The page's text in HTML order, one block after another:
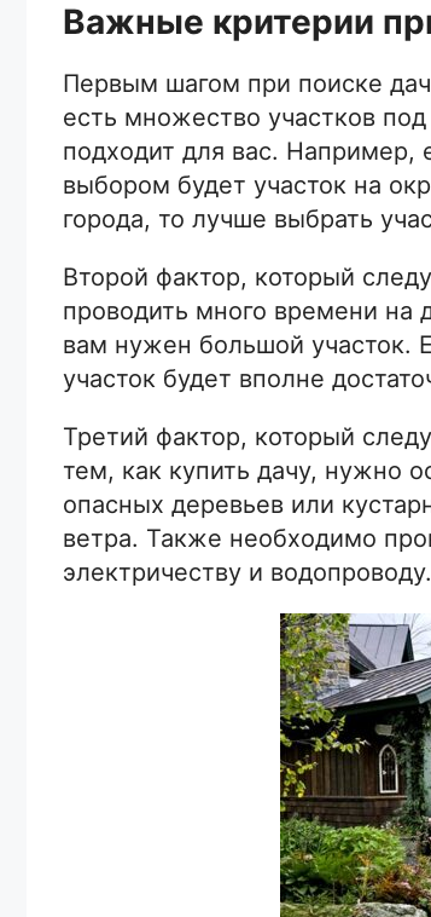
Важные критерии
Первым шагом при поиске
есть множество участков
подходит для вас. Например,
выбором будет участок на
города, то лучше выбрать
Второй фактор, который
проводить много времени на
вам нужен большой участок.
участок будет вполне
Третий фактор, который
тем, как купить дачу, нужно
опасных деревьев или
ветра. Также необходимо
электричеству и водопроводу.